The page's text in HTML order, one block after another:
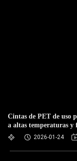
Cintas de PET de uso
a altas temperaturas y
embalaje seguro
2026-01-24